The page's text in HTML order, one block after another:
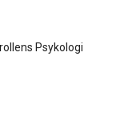
Psykologi